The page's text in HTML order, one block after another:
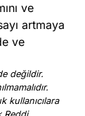
ve
artmaya
ve
değildir.
kullanıcılara